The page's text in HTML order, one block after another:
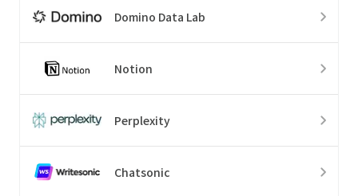
Domino Data Lab
Notion
Perplexity
Chatsonic